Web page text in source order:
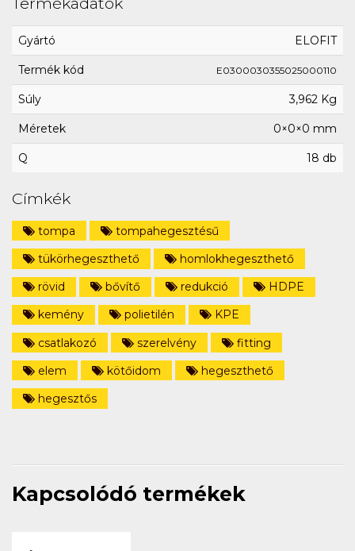
Gyártó ELOFIT
Termék kód E0300030355025000110
Súly 3,962 Kg
Méretek 0×0×0 mm
Q 18 db
Címkék
tompa
tompahegesztésű
tükörhegeszthető
homlokhegeszthető
rövid
bővítő redukció
HDPE
kemény
polietilén
KPE
csatlakozó
szerelvény
fitting
elem
kötőidom
hegeszthető
hegesztős
Kapcsolódó termékek